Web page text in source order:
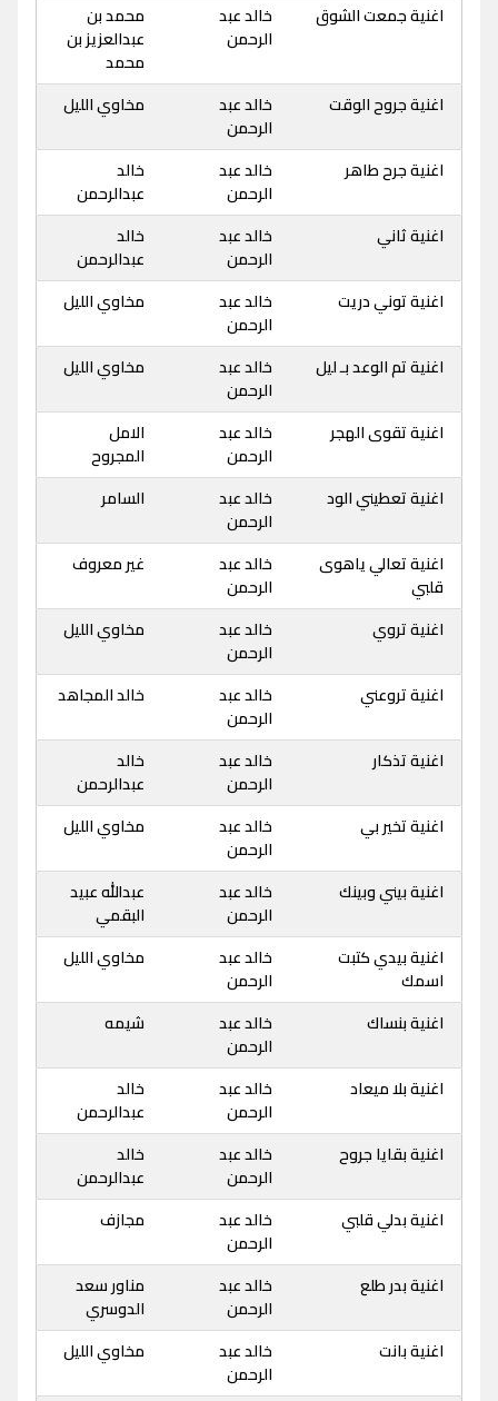
اغنية جمعت الشوق
خالد عبد
الرحمن
محمد بن
عبدالعزيز بن
محمد
اغنية جروح الوقت
خالد عبد
الرحمن
مخاوي الليل
اغنية جرح طاهر
خالد عبد
الرحمن
خالد
عبدالرحمن
اغنية ثاني
خالد عبد
الرحمن
خالد
عبدالرحمن
اغنية توني دريت
خالد عبد
الرحمن
مخاوي الليل
اغنية تم الوعد بـ ليل
خالد عبد
الرحمن
مخاوي الليل
اغنية تقوى الهجر
خالد عبد
الرحمن
الامل
المجروح
اغنية تعطيني الود
خالد عبد
الرحمن
السامر
اغنية تعالي ياهوى
قلبي
خالد عبد
الرحمن
غير معروف
اغنية تروي
خالد عبد
الرحمن
مخاوي الليل
اغنية تروعني
خالد عبد
الرحمن
خالد المجاهد
اغنية تذكار
خالد عبد
الرحمن
خالد
عبدالرحمن
اغنية تخير بي
خالد عبد
الرحمن
مخاوي الليل
اغنية بيني وبينك
خالد عبد
الرحمن
عبدالله عبيد
البقمي
اغنية بيدي كتبت
اسمك
خالد عبد
الرحمن
مخاوي الليل
اغنية بنساك
خالد عبد
الرحمن
شيمه
اغنية بلا ميعاد
خالد عبد
الرحمن
خالد
عبدالرحمن
اغنية بقايا جروح
خالد عبد
الرحمن
خالد
عبدالرحمن
اغنية بدلي قلبي
خالد عبد
الرحمن
مجازف
اغنية بدر طلع
خالد عبد
الرحمن
مناور سعد
الدوسري
اغنية بانت
خالد عبد
الرحمن
مخاوي الليل